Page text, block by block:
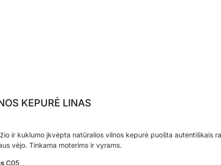
KEPURĖ LINAS
ir kuklumo įkvėpta natūralios vilnos kepurė puošta autentiškais
vėjo. Tinkama moterims ir vyrams.
C05